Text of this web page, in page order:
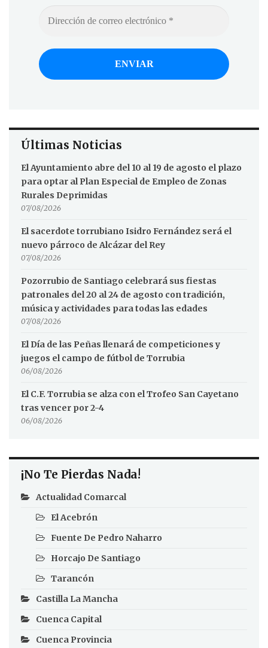
Últimas Noticias
El Ayuntamiento abre del 10 al 19 de agosto el plazo
para optar al Plan Especial de Empleo de Zonas
Rurales Deprimidas
07/08/2026
El sacerdote torrubiano Isidro Fernández será el
nuevo párroco de Alcázar del Rey
07/08/2026
Pozorrubio de Santiago celebrará sus fiestas
patronales del 20 al 24 de agosto con tradición,
música y actividades para todas las edades
07/08/2026
El Día de las Peñas llenará de competiciones y
juegos el campo de fútbol de Torrubia
06/08/2026
El C.F. Torrubia se alza con el Trofeo San Cayetano
tras vencer por 2-4
06/08/2026
¡No Te Pierdas Nada!
Actualidad Comarcal
El Acebrón
Fuente De Pedro Naharro
Horcajo De Santiago
Tarancón
Castilla La Mancha
Cuenca Capital
Cuenca Provincia